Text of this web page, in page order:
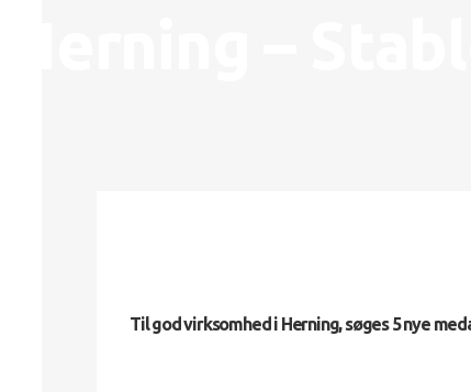
Til god virksomhed i Herning, søges 5 nye